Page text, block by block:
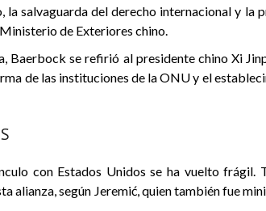
salvaguarda del derecho internacional y
de Exteriores chino.
Baerbock se refirió al presidente chino Xi
de las instituciones de la ONU y el
con Estados Unidos se ha vuelto frágil.
según Jeremić, quien también fue